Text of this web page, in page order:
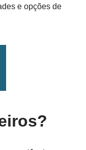
e opções de